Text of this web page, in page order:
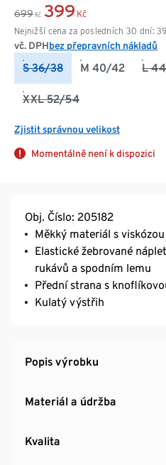
699 Kč 399 Kč
Nejnižší cena za posledních 30 dní:
vč. DPHbez přepravních nákladů
S 36/38 M 40/42 L
XXL 52/54
Zjistit správnou velikost
Momentálně není k dispozici
Obj. Číslo: 205182
Měkký materiál s viskózou
Elastické žebrované
rukávů a spodním lemu
Přední strana s
Kulatý výstřih
Popis výrobku
Materiál a údržba
Kvalita